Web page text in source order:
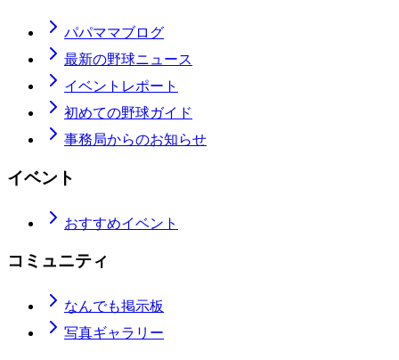
パパママブログ
最新の野球ニュース
イベントレポート
初めての野球ガイド
事務局からのお知らせ
イベント
おすすめイベント
コミュニティ
なんでも掲示板
写真ギャラリー